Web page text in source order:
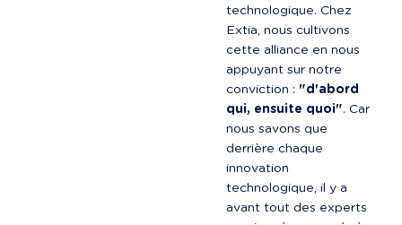
technologique. Chez
Extia, nous cultivons
cette alliance en nous
appuyant sur notre
conviction : "d'abord
qui, ensuite quoi". Car
nous savons que
derrière chaque
innovation
technologique, il y a
avant tout des experts